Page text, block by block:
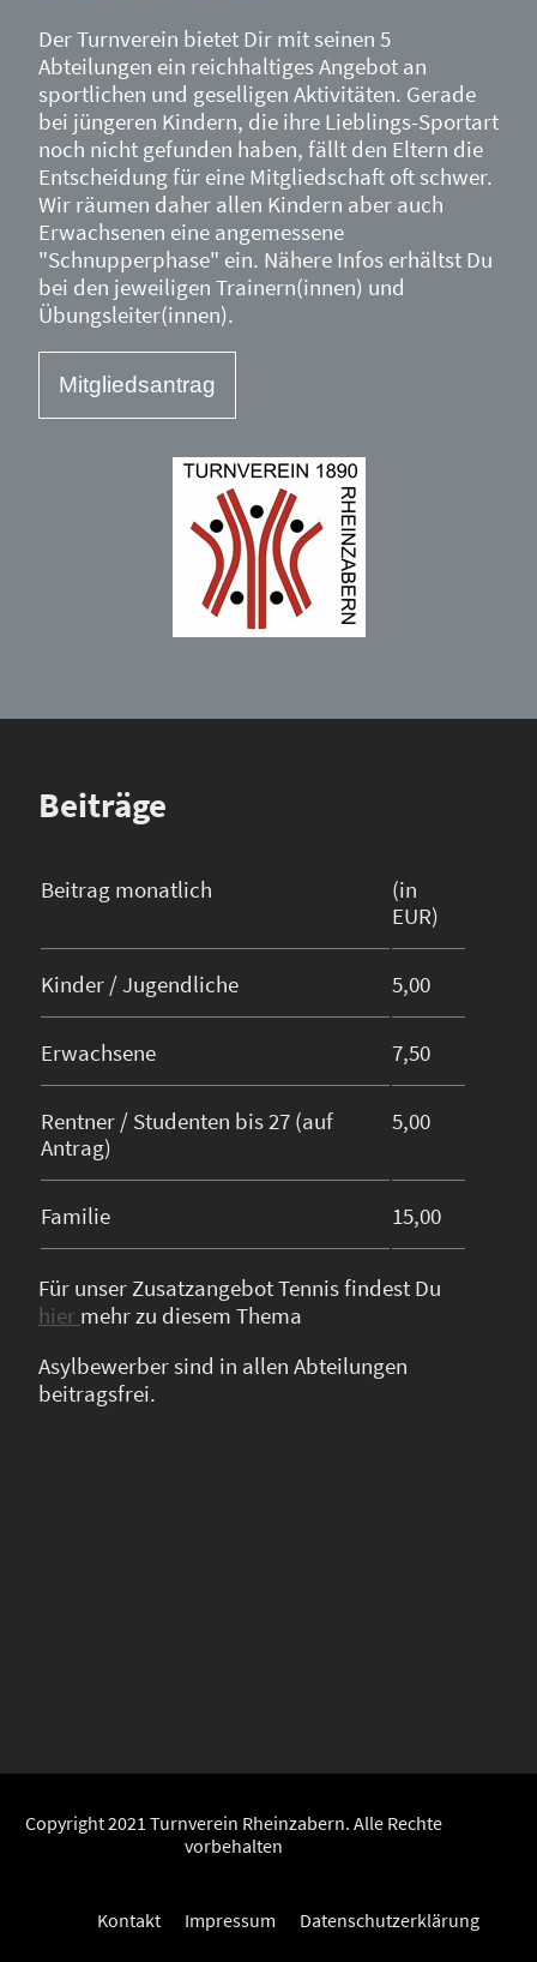
Der Turnverein bietet Dir mit seinen 5
Abteilungen ein reichhaltiges Angebot an
sportlichen und geselligen Aktivitäten. Gerade
bei jüngeren Kindern, die ihre Lieblings-Sportart
noch nicht gefunden haben, fällt den Eltern die
Entscheidung für eine Mitgliedschaft oft schwer.
Wir räumen daher allen Kindern aber auch
Erwachsenen eine angemessene
"Schnupperphase" ein. Nähere Infos erhältst Du
bei den jeweiligen Trainern(innen) und
Übungsleiter(innen).
Mitgliedsantrag
Beiträge
Beitrag monatlich
(in
EUR)
Kinder / Jugendliche 5,00
Erwachsene 7,50
Rentner / Studenten bis 27 (auf
Antrag)
5,00
Familie 15,00
Für unser Zusatzangebot Tennis findest Du
hier mehr zu diesem Thema
Asylbewerber sind in allen Abteilungen
beitragsfrei.
Copyright 2021 Turnverein Rheinzabern. Alle Rechte
vorbehalten
Kontakt Impressum Datenschutzerklärung